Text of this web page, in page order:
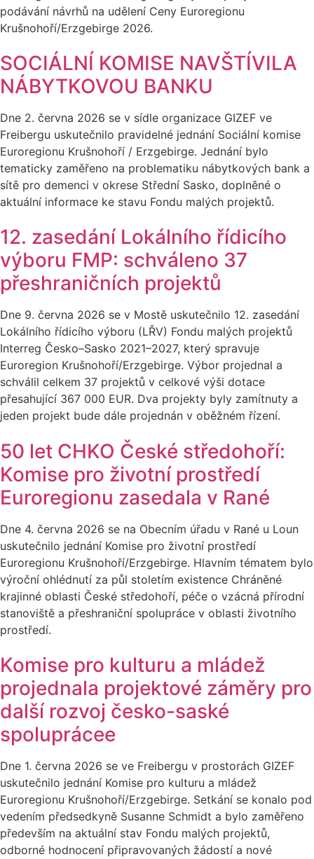
podávání návrhů na udělení Ceny Euroregionu
Krušnohoří/Erzgebirge 2026.
SOCIÁLNÍ KOMISE NAVŠTÍVILA
NÁBYTKOVOU BANKU
Dne 2. června 2026 se v sídle organizace GIZEF ve
Freibergu uskutečnilo pravidelné jednání Sociální komise
Euroregionu Krušnohoří / Erzgebirge. Jednání bylo
tematicky zaměřeno na problematiku nábytkových bank a
sítě pro demenci v okrese Střední Sasko, doplněné o
aktuální informace ke stavu Fondu malých projektů.
12. zasedání Lokálního řídicího
výboru FMP: schváleno 37
přeshraničních projektů
Dne 9. června 2026 se v Mostě uskutečnilo 12. zasedání
Lokálního řídicího výboru (LŘV) Fondu malých projektů
Interreg Česko–Sasko 2021–2027, který spravuje
Euroregion Krušnohoří/Erzgebirge. Výbor projednal a
schválil celkem 37 projektů v celkové výši dotace
přesahující 367 000 EUR. Dva projekty byly zamítnuty a
jeden projekt bude dále projednán v oběžném řízení.
50 let CHKO České středohoří:
Komise pro životní prostředí
Euroregionu zasedala v Rané
Dne 4. června 2026 se na Obecním úřadu v Rané u Loun
uskutečnilo jednání Komise pro životní prostředí
Euroregionu Krušnohoří/Erzgebirge. Hlavním tématem bylo
výroční ohlédnutí za půl stoletím existence Chráněné
krajinné oblasti České středohoří, péče o vzácná přírodní
stanoviště a přeshraniční spolupráce v oblasti životního
prostředí.
Komise pro kulturu a mládež
projednala projektové záměry pro
další rozvoj česko-saské
spoluprácee
Dne 1. června 2026 se ve Freibergu v prostorách GIZEF
uskutečnilo jednání Komise pro kulturu a mládež
Euroregionu Krušnohoří/Erzgebirge. Setkání se konalo pod
vedením předsedkyně Susanne Schmidt a bylo zaměřeno
především na aktuální stav Fondu malých projektů,
odborné hodnocení připravovaných žádostí a nové